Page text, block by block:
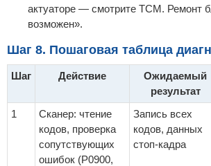
актуаторе — смотрите TCM. Ремонт
возможен».
Шаг 8. Пошаговая таблица
Шаг Действие
Ожидаемый
результат
1
Сканер: чтение
кодов, проверка
сопутствующих
ошибок (P0900,
Запись всех
кодов, данных
стоп-кадра